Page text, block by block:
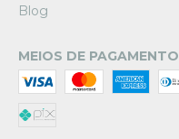
Blog
MEIOS DE PAGAMENTO